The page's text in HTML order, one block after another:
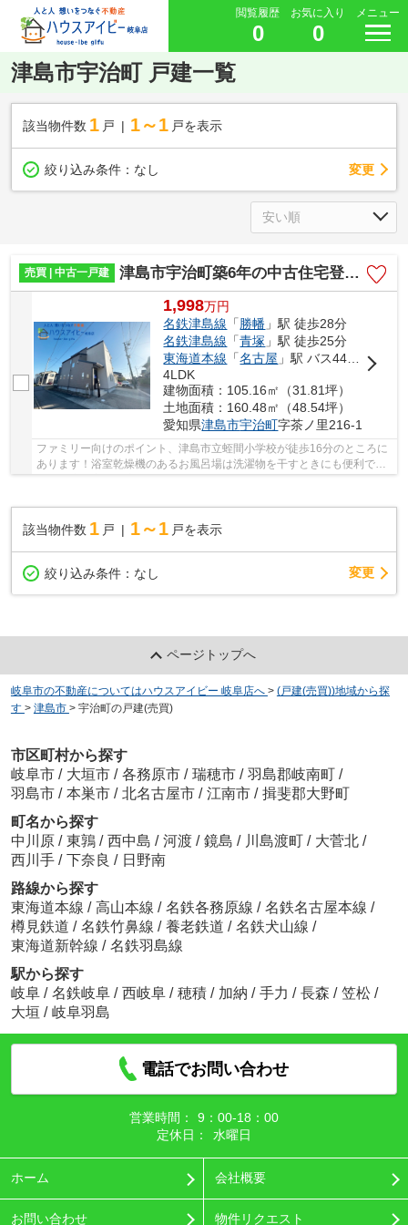
閲覧履歴
0
お気に入り
0
メニュー
津島市宇治町 戸建一覧
該当物件数 1 戸 1～1 戸を表示
絞り込み条件： なし 変更
売買 | 中古一戸建 津島市宇治町築6年の中古住宅登場です♪リフォーム済み！お車スペース2台可能！
1,998万円
名鉄津島線 「勝幡 」駅 徒歩28分
名鉄津島線 「青塚 」駅 徒歩25分
東海道本線 「名古屋 」駅 バス44分 「下切（津島市）」 停歩14分
4LDK
建物面積：105.16㎡（31.81坪）
土地面積：160.48㎡（48.54坪）
愛知県津島市宇治町字茶ノ里216-1
ファミリー向けのポイント、津島市立蛭間小学校が徒歩16分のところに
あります！浴室乾燥機のあるお風呂場は洗濯物を干すときにも便利で
該当物件数 1 戸 1～1 戸を表示
絞り込み条件： なし 変更
ページトップへ
岐阜市の不動産についてはハウスアイビー 岐阜店へ > (戸建(売買))地域から探
す > 津島市 > 宇治町の戸建(売買)
市区町村から探す
岐阜市 / 大垣市 / 各務原市 / 瑞穂市 / 羽島郡岐南町 /
羽島市 / 本巣市 / 北名古屋市 / 江南市 / 揖斐郡大野町
町名から探す
中川原 / 東鶉 / 西中島 / 河渡 / 鏡島 / 川島渡町 / 大菅北 /
西川手 / 下奈良 / 日野南
路線から探す
東海道本線 / 高山本線 / 名鉄各務原線 / 名鉄名古屋本線 /
樽見鉄道 / 名鉄竹鼻線 / 養老鉄道 / 名鉄犬山線 /
東海道新幹線 / 名鉄羽島線
駅から探す
岐阜 / 名鉄岐阜 / 西岐阜 / 穂積 / 加納 / 手力 / 長森 / 笠松 /
大垣 / 岐阜羽島
電話でお問い合わせ
営業時間：
9：00‐18：00
定休日：
水曜日
ホーム 会社概要
お問い合わせ 物件リクエスト